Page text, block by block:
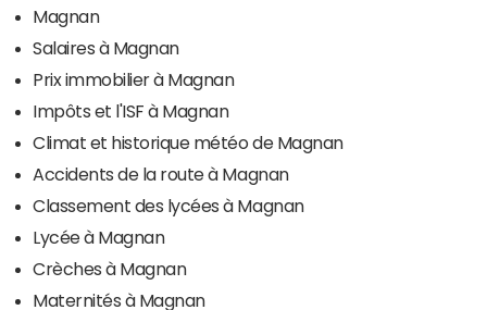
Magnan
Salaires à Magnan
Prix immobilier à Magnan
Impôts et l'ISF à Magnan
Climat et historique météo de Magnan
Accidents de la route à Magnan
Classement des lycées à Magnan
Lycée à Magnan
Crèches à Magnan
Maternités à Magnan